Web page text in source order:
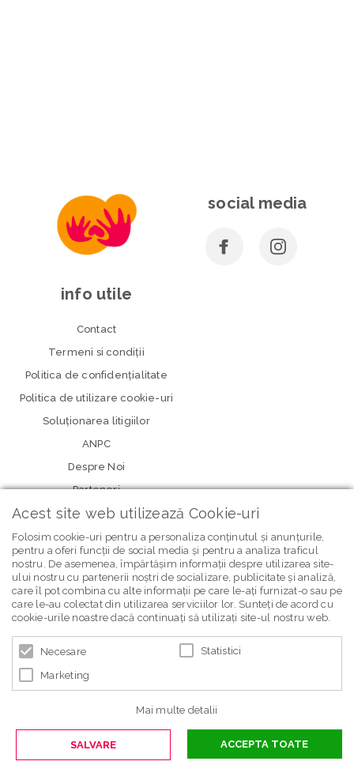
© 2026 BEBE BRANDS | POWERED BYBLUGENTO
social media
info utile
Contact
Termeni si condiţii
Politica de confidenţialitate
Politica de utilizare cookie-uri
Soluționarea litigiilor
ANPC
Despre Noi
Parteneri
newsletter Bebe Brands
Acest site web utilizează Cookie-uri
Folosim cookie-uri pentru a personaliza conținutul și anunțurile,
pentru a oferi funcții de social media și pentru a analiza traficul
nostru. De asemenea, împărtășim informații despre utilizarea site-
ului nostru cu partenerii noștri de socializare, publicitate și analiză,
care îl pot combina cu alte informații pe care le-ați furnizat-o sau pe
care le-au colectat din utilizarea serviciilor lor. Sunteți de acord cu
cookie-urile noastre dacă continuați să utilizați site-ul nostru web.
Necesare Statistici
Marketing
Mai multe detalii
SALVARE ACCEPTA TOATE